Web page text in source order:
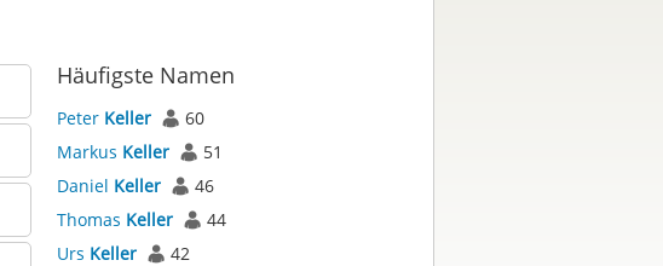
Häufigste Namen
Peter Keller
60
Markus Keller
51
Daniel Keller
46
Thomas Keller
44
Urs Keller
42